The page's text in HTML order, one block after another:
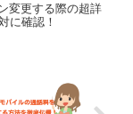
変更する際の超詳
に確認！